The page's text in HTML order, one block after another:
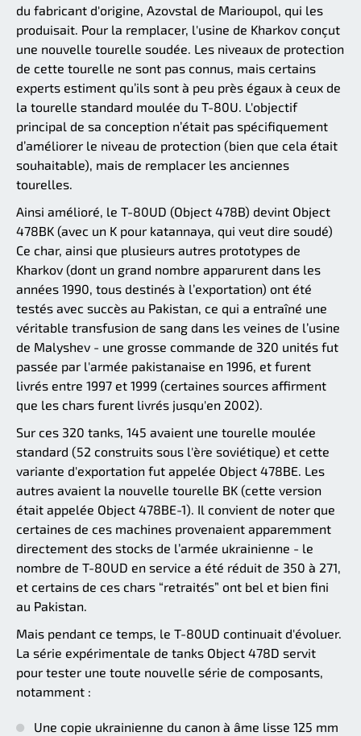
du fabricant d'origine, Azovstal de Marioupol, qui les
produisait. Pour la remplacer, l'usine de Kharkov conçut
une nouvelle tourelle soudée. Les niveaux de protection
de cette tourelle ne sont pas connus, mais certains
experts estiment qu’ils sont à peu près égaux à ceux de
la tourelle standard moulée du T-80U. L'objectif
principal de sa conception n’était pas spécifiquement
d’améliorer le niveau de protection (bien que cela était
souhaitable), mais de remplacer les anciennes
tourelles.
Ainsi amélioré, le T-80UD (Object 478B) devint Object
478BK (avec un K pour katannaya, qui veut dire soudé)
Ce char, ainsi que plusieurs autres prototypes de
Kharkov (dont un grand nombre apparurent dans les
années 1990, tous destinés à l’exportation) ont été
testés avec succès au Pakistan, ce qui a entraîné une
véritable transfusion de sang dans les veines de l’usine
de Malyshev - une grosse commande de 320 unités fut
passée par l'armée pakistanaise en 1996, et furent
livrés entre 1997 et 1999 (certaines sources affirment
que les chars furent livrés jusqu'en 2002).
Sur ces 320 tanks, 145 avaient une tourelle moulée
standard (52 construits sous l'ère soviétique) et cette
variante d'exportation fut appelée Object 478BE. Les
autres avaient la nouvelle tourelle BK (cette version
était appelée Object 478BE-1). Il convient de noter que
certaines de ces machines provenaient apparemment
directement des stocks de l’armée ukrainienne - le
nombre de T-80UD en service a été réduit de 350 à 271,
et certains de ces chars “retraités” ont bel et bien fini
au Pakistan.
Mais pendant ce temps, le T-80UD continuait d'évoluer.
La série expérimentale de tanks Object 478D servit
pour tester une toute nouvelle série de composants,
notamment :
Une copie ukrainienne du canon à âme lisse 125 mm